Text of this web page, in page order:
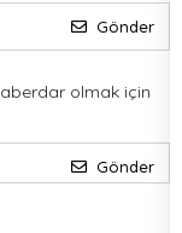
Gönder
olmak için
Gönder